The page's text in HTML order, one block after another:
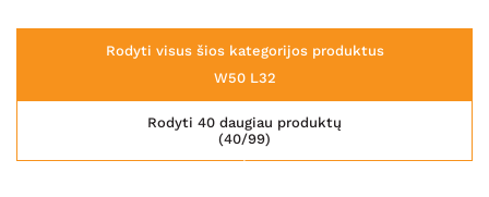
Rodyti visus šios kategorijos produktus
W50 L32
(40/99)
Rodyti 40 daugiau produktų